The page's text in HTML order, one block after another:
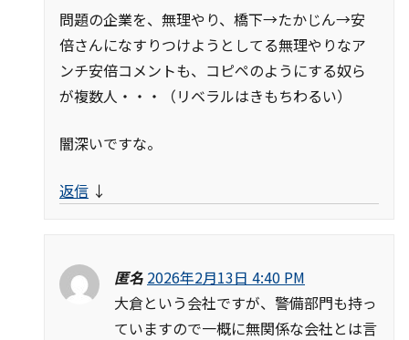
問題の企業を、無理やり、橋下→たかじん→安
倍さんになすりつけようとしてる無理やりなア
ンチ安倍コメントも、コピペのようにする奴ら
が複数人・・・（リベラルはきもちわるい）
闇深いですな。
返信 ↓
匿名 2026年2月13日 4:40 PM
大倉という会社ですが、警備部門も持っ
ていますので一概に無関係な会社とは言